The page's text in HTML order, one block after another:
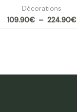
Décorations
109.90€ – 224.90€